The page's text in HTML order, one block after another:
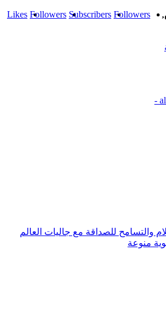
Likes Followers Subscribers Followers
والتسامح للصداقة مع جاليات العالم
منوعة